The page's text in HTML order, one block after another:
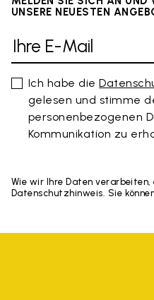
UNSERE NEUESTEN
Ich habe die
gelesen und stimme
personenbezogenen
Kommunikation zu
Wie wir Ihre Daten
Datenschutzhinweis. Sie